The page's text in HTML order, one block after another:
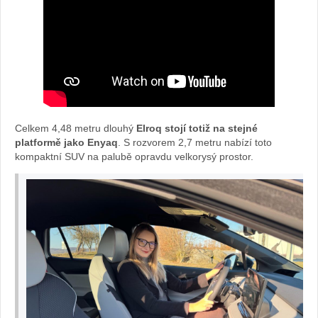
Celkem 4,48 metru dlouhý Elroq stojí totiž na stejné
platformě jako Enyaq. S rozvorem 2,7 metru nabízí toto
kompaktní SUV na palubě opravdu velkorysý prostor.